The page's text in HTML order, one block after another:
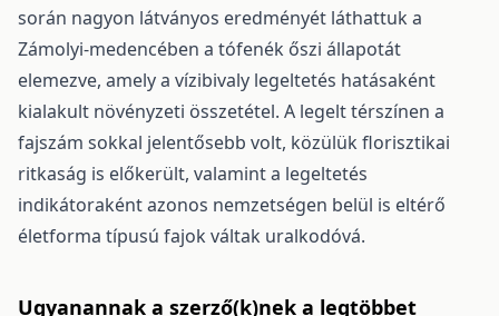
során nagyon látványos eredményét láthattuk a
Zámolyi-medencében a tófenék őszi állapotát
elemezve, amely a vízibivaly legeltetés hatásaként
kialakult növényzeti összetétel. A legelt térszínen a
fajszám sokkal jelentősebb volt, közülük florisztikai
ritkaság is előkerült, valamint a legeltetés
indikátoraként azonos nemzetségen belül is eltérő
életforma típusú fajok váltak uralkodóvá.
Ugyanannak a szerző(k)nek a legtöbbet